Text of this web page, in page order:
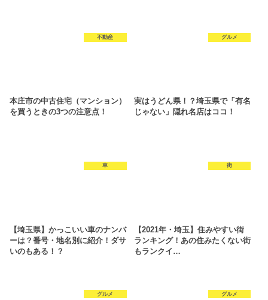
不動産
本庄市の中古住宅（マンション）
を買うときの3つの注意点！
グルメ
実はうどん県！？埼玉県で「有名
じゃない」隠れ名店はココ！
車
【埼玉県】かっこいい車のナンバ
ーは？番号・地名別に紹介！ダサ
いのもある！？
街
【2021年・埼玉】住みやすい街
ランキング！あの住みたくない街
もランクイ…
グルメ グルメ